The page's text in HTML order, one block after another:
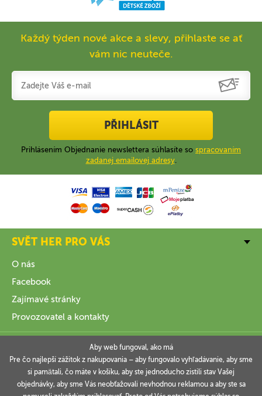
Každý týden nové akce a slevy, přihlaste se ať
vám nic neuteče.
PŘIHLÁSIT
Prihlásením Objednanie newslettera súhlasíte so spracovaním
zadanej emailovej adresy.
SVĚT HER PRO VÁS
O nás
Facebook
Zajímavé stránky
Provozovatel a kontakty
INFORMACE
Aby web fungoval, ako má
Pre čo najlepší zážitok z nakupovania – aby fungovalo vyhľadávanie, aby sme
si pamätali, čo máte v košíku, aby ste jednoducho zistili stav Vašej
objednávky, aby sme Vás neobťažovali nevhodnou reklamou a aby ste sa